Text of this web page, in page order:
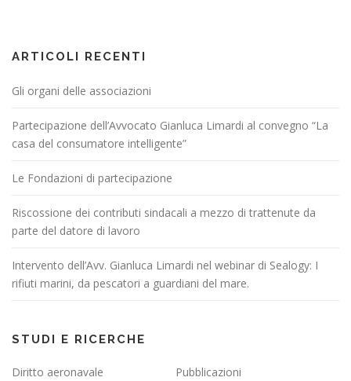
ARTICOLI RECENTI
Gli organi delle associazioni
Partecipazione dell’Avvocato Gianluca Limardi al convegno “La
casa del consumatore intelligente”
Le Fondazioni di partecipazione
Riscossione dei contributi sindacali a mezzo di trattenute da
parte del datore di lavoro
Intervento dell’Avv. Gianluca Limardi nel webinar di Sealogy: I
rifiuti marini, da pescatori a guardiani del mare.
STUDI E RICERCHE
Diritto aeronavale
Pubblicazioni